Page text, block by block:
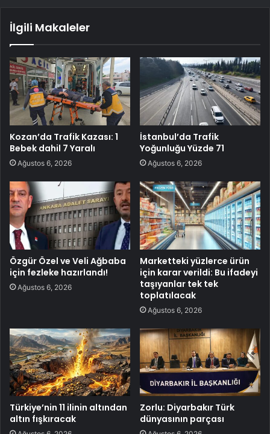
İlgili Makaleler
Kozan’da Trafik Kazası: 1
Bebek dahil 7 Yaralı
Ağustos 6, 2026
İstanbul’da Trafik
Yoğunluğu Yüzde 71
Ağustos 6, 2026
Özgür Özel ve Veli Ağbaba
için fezleke hazırlandı!
Ağustos 6, 2026
Marketteki yüzlerce ürün
için karar verildi: Bu ifadeyi
taşıyanlar tek tek
toplatılacak
Ağustos 6, 2026
Türkiye’nin 11 ilinin altından
altın fışkıracak
Zorlu: Diyarbakır Türk
dünyasının parçası